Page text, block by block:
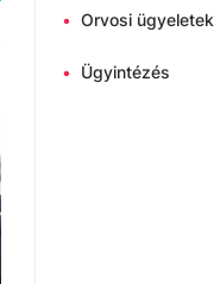
• Orvosi ügyeletek
• Ügyintézés